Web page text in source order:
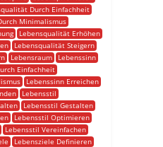
Durch Einfachheit
Minimalismus
Lebensqualität Erhöhen
Lebensqualität Steigern
Lebensraum
Lebenssinn
Einfachheit
Lebenssinn Erreichen
Lebensstil
Lebensstil Gestalten
Lebensstil Optimieren
Lebensstil Vereinfachen
Lebensziele Definieren